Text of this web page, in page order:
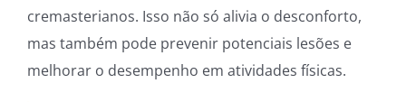
cremasterianos. Isso não só alivia o desconforto,
mas também pode prevenir potenciais lesões e
melhorar o desempenho em atividades físicas.